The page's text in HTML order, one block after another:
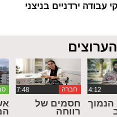
עבודה ירדניים בניצני
‏4:12
הנמוך
חברה
חסמים של
רווחה